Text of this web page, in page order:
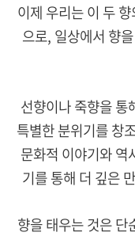
이제 우리는 이 두
으로, 일상에서 향
선향이나 죽향을 통
특별한 분위기를 창
문화적 이야기와 역
기를 통해 더 깊은
향을 태우는 것은 단